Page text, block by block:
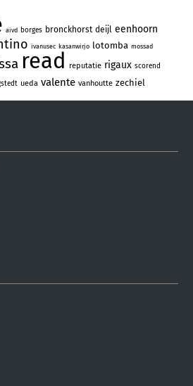
aivd borges bronckhorst deijl eenhoorn
ivanusec kasanwirjo lotomba mossad
read reputatie rigaux scorend
ueda valente vanhoutte zechiel